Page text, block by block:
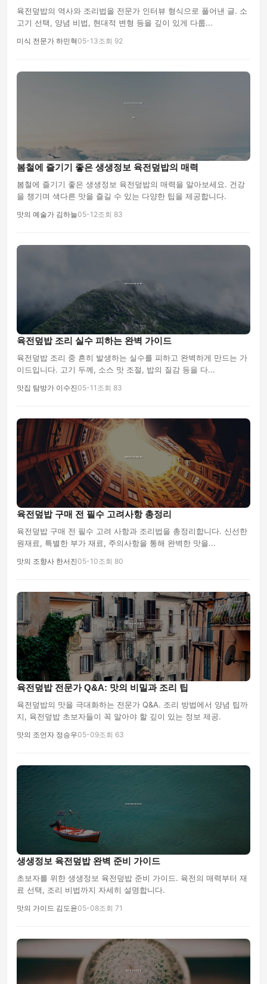
육전덮밥의 역사와 조리법을 전문가 인터뷰 형식으로 풀어낸 글. 소
고기 선택, 양념 비법, 현대적 변형 등을 깊이 있게 다룹...
미식 전문가 하민혁05-13조회 92
봄철에 즐기기 좋은 생생정보 육전덮밥의 매력
봄철에 즐기기 좋은 생생정보 육전덮밥의 매력을 알아보세요. 건강
을 챙기며 색다른 맛을 즐길 수 있는 다양한 팁을 제공합니다.
맛의 예술가 김하늘05-12조회 83
육전덮밥 조리 실수 피하는 완벽 가이드
육전덮밥 조리 중 흔히 발생하는 실수를 피하고 완벽하게 만드는 가
이드입니다. 고기 두께, 소스 맛 조절, 밥의 질감 등을 다...
맛집 탐방가 이수진05-11 조회 83
육전덮밥 구매 전 필수 고려사항 총정리
육전덮밥 구매 전 필수 고려 사항과 조리법을 총정리합니다. 신선한
원재료, 특별한 부가 재료, 주의사항을 통해 완벽한 맛을...
맛의 조향사 한서진05-10조회 80
육전덮밥 전문가 Q&A: 맛의 비밀과 조리 팁
육전덮밥의 맛을 극대화하는 전문가 Q&A. 조리 방법에서 양념 팁까
지, 육전덮밥 초보자들이 꼭 알아야 할 깊이 있는 정보 제공.
맛의 조언자 정승우05-09조회 63
생생정보 육전덮밥 완벽 준비 가이드
초보자를 위한 생생정보 육전덮밥 준비 가이드. 육전의 매력부터 재
료 선택, 조리 비법까지 자세히 설명합니다.
맛의 가이드 김도윤05-08조회 71